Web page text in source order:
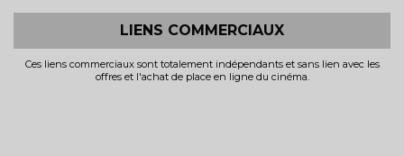
LIENS COMMERCIAUX
Ces liens commerciaux sont totalement indépendants et sans lien avec les
offres et l'achat de place en ligne du cinéma.